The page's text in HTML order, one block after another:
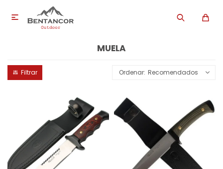

MUELA
Recomendados